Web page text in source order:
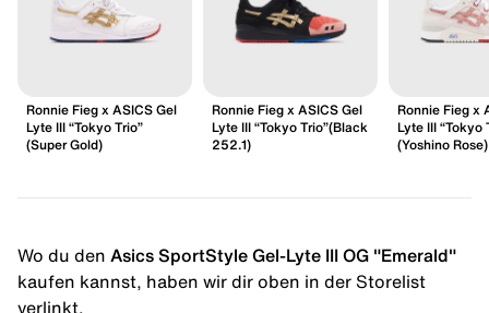
Ronnie Fieg x ASICS Gel
Lyte III “Tokyo Trio”
(Super Gold)
Ronnie Fieg x ASICS Gel
Lyte III “Tokyo Trio”(Black
252.1)
Ronnie Fieg x
Lyte III “Tokyo
(Yoshino Rose)
Wo du den Asics SportStyle Gel-Lyte III OG "Emerald"
kaufen kannst, haben wir dir oben in der Storelist
verlinkt.